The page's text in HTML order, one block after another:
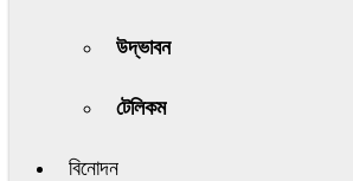
উদ্ভাবন
টেলিকম
বিনোদন